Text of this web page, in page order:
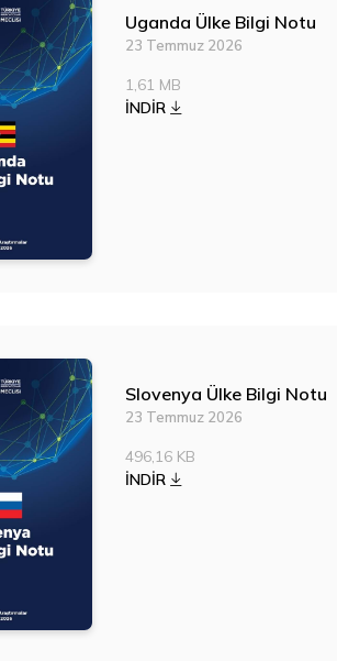
Uganda Ülke Bilgi Notu
23 Temmuz 2026
1,61 MB
İNDİR
Slovenya Ülke Bilgi Notu
23 Temmuz 2026
496,16 KB
İNDİR